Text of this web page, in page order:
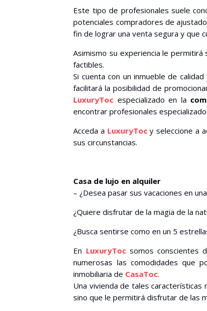
Este tipo de profesionales suele
potenciales compradores de
fin de lograr una venta segura y que
Asimismo su experiencia le
factibles.
Si cuenta con un inmueble de
facilitará la posibilidad de
LuxuryToc especializado en la
encontrar profesionales
Acceda a LuxuryTocy seleccione a
sus circunstancias.
Casa de lujo en alquiler
– ¿Desea pasar sus vacaciones en
¿Quiere disfrutar de la magia de la
¿Busca sentirse como en un 5
En LuxuryTocsomos conscientes
numerosas las comodidades que
inmobiliaria de CasaToc.
Una vivienda de tales
sino que le permitirá disfrutar de las